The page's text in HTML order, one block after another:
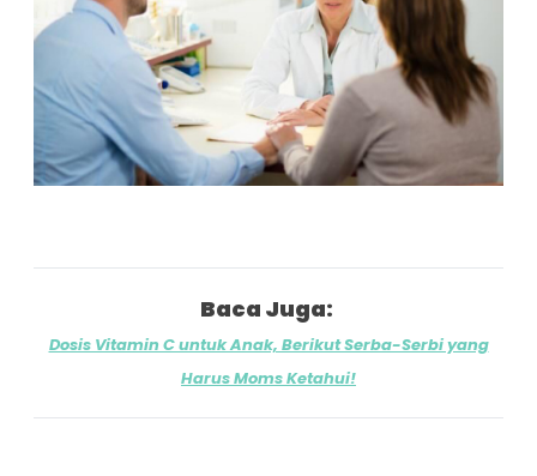
Baca Juga:
Dosis Vitamin C untuk Anak, Berikut Serba-Serbi yang
Harus Moms Ketahui!